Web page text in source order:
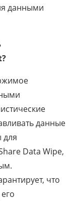
данными
данные
для
Data Wipe,
что